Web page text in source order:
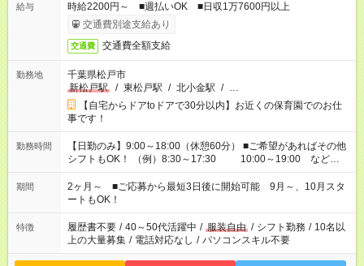
給与
時給2200円～ ■週払いOK ■日収1万7600円以上
交通費別途支給あり
交通費 交通費全額支給
勤務地
千葉県松戸市
新松戸駅
/ 東松戸駅 / 北小金駅 / …
【自宅からドアtoドアで30分以内】お近くの保育園でのお仕
事です！
勤務時間
【日勤のみ】9:00～18:00（休憩60分） ■ご希望があればその他
シフトもOK！ （例）8:30～17:30 10:00～19:00 など
「家族とお休みを合わせたい」 「余裕を持って夕飯の準備がし
たい」 「できれば残業はしたくない」 など、ご希望があれば教
えてくださいね。 ※Wワーク希望の方へ 今ご覧のお仕事で希望
する勤務時間と、もう1つのお仕事の勤務時間。 合計で週40時
間を超える場合は応募できません
期間
2ヶ月～ ■ご応募から最短3日後に開始可能 9月～、10月スタ
ートもOK！
特徴 履歴書不要 / 40～50代活躍中 / 服装自由 / シフト勤務 / 10名以
上の大量募集 / 電話対応なし / パソコンスキル不要